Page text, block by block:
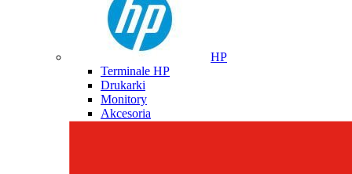
HP
Terminale HP
Drukarki
Monitory
Akcesoria